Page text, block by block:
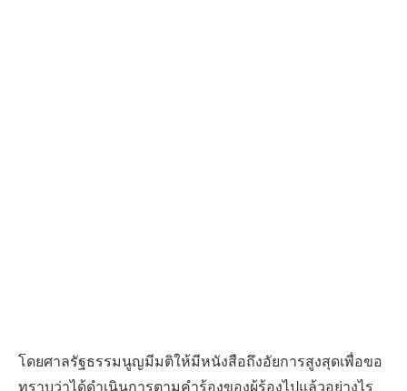
โดยศาลรัฐธรรมนูญมีมติให้มีหนังสือถึงอัยการสูงสุดเพื่อขอ
ทราบว่าได้ดำเนินการตามคำร้องของผู้ร้องไปแล้วอย่างไร